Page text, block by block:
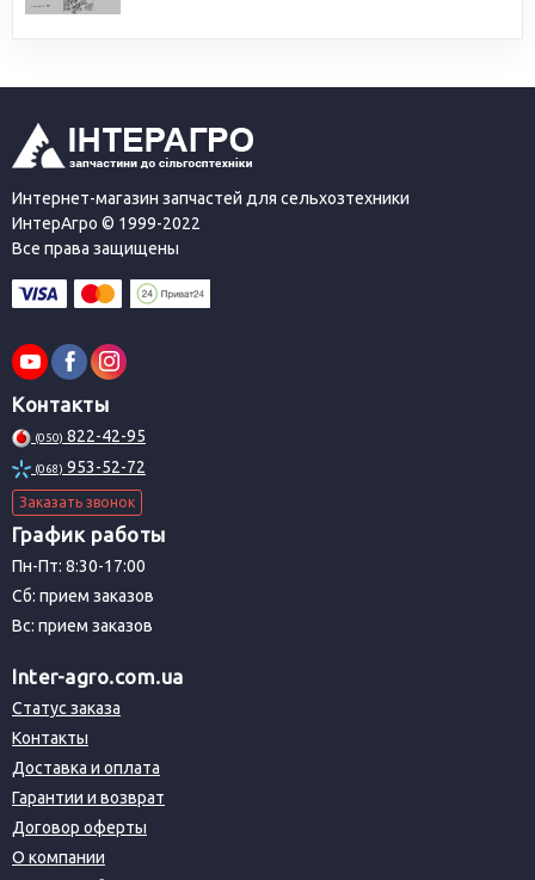
Интернет-магазин запчастей для сельхозтехники
ИнтерАгро © 1999-2022
Все права защищены
Контакты
(050) 822-42-95
(068) 953-52-72
Заказать звонок
График работы
Пн-Пт: 8:30-17:00
Сб: прием заказов
Вс: прием заказов
Inter-agro.com.ua
Статус заказа
Контакты
Доставка и оплата
Гарантии и возврат
Договор оферты
О компании